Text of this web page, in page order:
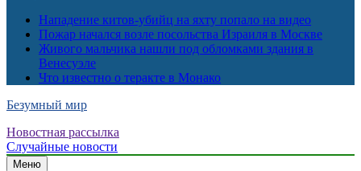
Нападение китов-убийц на яхту попало на видео
Пожар начался возле посольства Израиля в Москве
Живого мальчика нашли под обломками здания в
Венесуэле
Что известно о теракте в Монако
Безумный мир
Новостная рассылка
Случайные новости
Меню